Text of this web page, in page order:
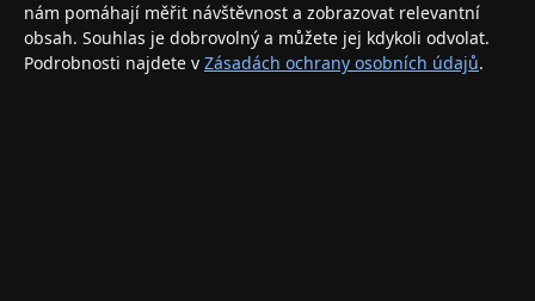
INFORMACE
Doprava a doručení
nám pomáhají měřit návštěvnost a zobrazovat relevantní
obsah. Souhlas je dobrovolný a můžete jej kdykoli odvolat.
Podrobnosti najdete v Zásadách ochrany osobních údajů.